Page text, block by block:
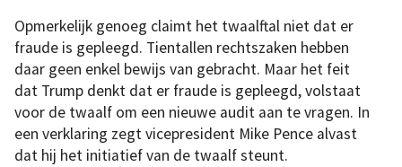
Opmerkelijk genoeg claimt het twaalftal niet dat er
fraude is gepleegd. Tientallen rechtszaken hebben
daar geen enkel bewijs van gebracht. Maar het feit
dat Trump denkt dat er fraude is gepleegd, volstaat
voor de twaalf om een nieuwe audit aan te vragen. In
een verklaring zegt vicepresident Mike Pence alvast
dat hij het initiatief van de twaalf steunt.